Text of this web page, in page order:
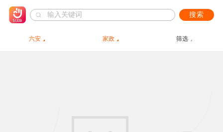
搜索
六安 家政 筛选